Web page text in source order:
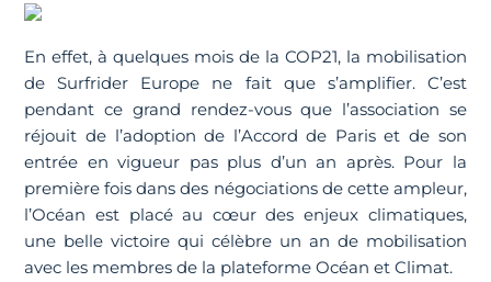
En effet, à quelques mois de la COP21, la mobilisation
de Surfrider Europe ne fait que s’amplifier. C’est
pendant ce grand rendez-vous que l’association se
réjouit de l’adoption de l’Accord de Paris et de son
entrée en vigueur pas plus d’un an après. Pour la
première fois dans des négociations de cette ampleur,
l’Océan est placé au cœur des enjeux climatiques,
une belle victoire qui célèbre un an de mobilisation
avec les membres de la plateforme Océan et Climat.